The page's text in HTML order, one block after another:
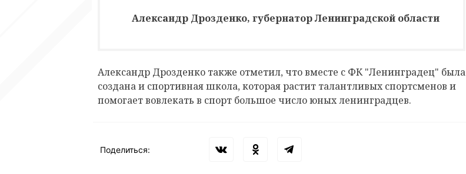
Александр Дрозденко, губернатор Ленинградской области
Александр Дрозденко также отметил, что вместе с ФК "Ленинградец" была
создана и спортивная школа, которая растит талантливых спортсменов и
помогает вовлекать в спорт большое число юных ленинградцев.
Поделиться: